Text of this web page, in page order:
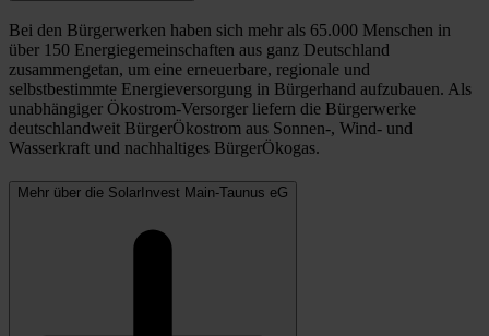
Bei den Bürgerwerken haben sich mehr als 65.000 Menschen in
über 150 Energiegemeinschaften aus ganz Deutschland
zusammengetan, um eine erneuerbare, regionale und
selbstbestimmte Energieversorgung in Bürgerhand aufzubauen. Als
unabhängiger Ökostrom-Versorger liefern die Bürgerwerke
deutschlandweit BürgerÖkostrom aus Sonnen-, Wind- und
Wasserkraft und nachhaltiges BürgerÖkogas.
Mehr über die SolarInvest Main-Taunus eG